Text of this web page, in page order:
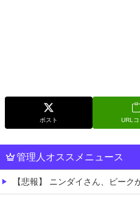
ポスト URL
管理人オススメニュース
【悲報】 ニンダイさん、ピークが開幕大谷翔